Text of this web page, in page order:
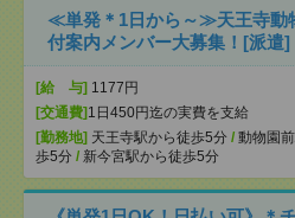
≪単発＊1日から～≫天王寺動
付案内メンバー大募集！[派遣]
[給 与] 1177円
[交通費] 1日450円迄の実費を支給
[勤務地] 天王寺駅から徒歩5分 / 動物園
歩5分 / 新今宮駅から徒歩5分